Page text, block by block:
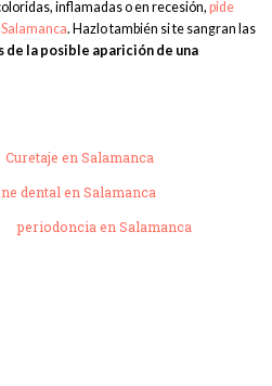
inflamadas o en recesión, pide
. Hazlo también si te sangran las
de la posible aparición de una
Curetaje en Salamanca
dental en Salamanca
periodoncia en Salamanca